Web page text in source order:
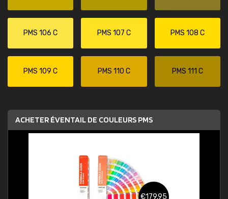
PMS 106 C PMS 107 C PMS 108 C
PMS 109 C PMS 110 C PMS 111 C
ACHETER ÉVENTAIL DE COULEURS PMS
€179,95